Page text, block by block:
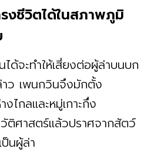
งชีวิตได้ในสภาพภูมิ
ด้จะทำให้เสี่ยงต่อผู้ล่าบนบก
ว เพนกวินจึงมักตั้ง
ไกลและหมู่เกาะกึ่ง
ติศาสตร์แล้วปราศจากสัตว์
นผู้ล่า